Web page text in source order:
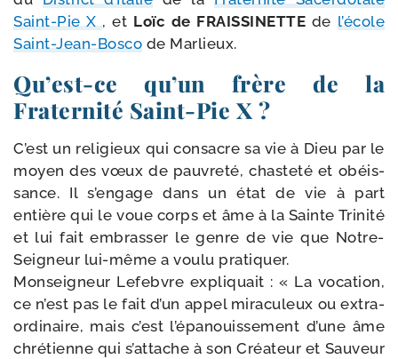
Saint-​Pie X, et Loïc de FRAISSINETTE de l’é­cole
Saint-​Jean-​Bosco de Marlieux.
Qu’est-ce qu’un frère de la
Fraternité Saint-​Pie X ?
C’est un reli­gieux qui consacre sa vie à Dieu par le
moyen des vœux de pau­vre­té, chas­te­té et obéis­
sance. Il s’engage dans un état de vie à part
entière qui le voue corps et âme à la Sainte Trinité
et lui fait embras­ser le genre de vie que Notre-​
Seigneur lui-​même a vou­lu pra­ti­quer.
Monseigneur Lefebvre expli­quait : « La voca­tion,
ce n’est pas le fait d’un appel mira­cu­leux ou extra­
or­di­naire, mais c’est l’épanouissement d’une âme
chré­tienne qui s’attache à son Créateur et Sauveur